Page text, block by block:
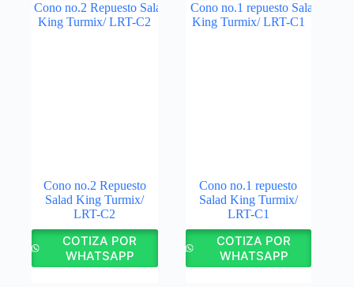
Cono no.2 Repuesto
Salad King Turmix/
LRT-C2
COTIZA POR
WHATSAPP
Cono no.1 repuesto
Salad King Turmix/
LRT-C1
COTIZA POR
WHATSAPP